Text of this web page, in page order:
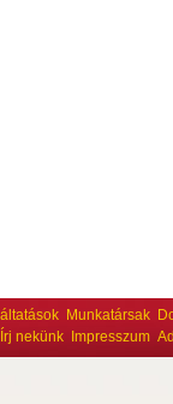
Munkatársak
Írj nekünk
Impresszum